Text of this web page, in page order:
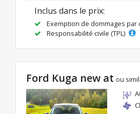
Inclus dans le prix:
Exemption de dommages par
Responsabilité civile (TPL)
Ford Kuga new at ou